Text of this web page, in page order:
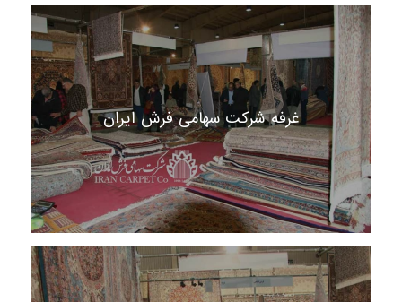
غرفه شرکت سهامی فرش ایران